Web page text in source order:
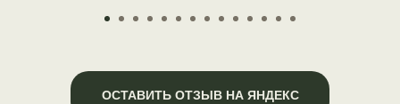
ОСТАВИТЬ ОТЗЫВ НА ЯНДЕКС